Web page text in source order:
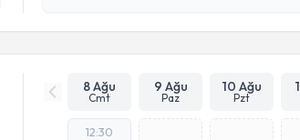
8 Ağu
Cmt
9 Ağu
Paz
10 Ağu
Pzt
12:30